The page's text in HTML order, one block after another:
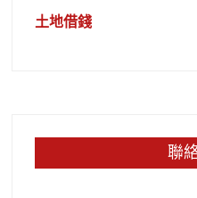
土地借錢
聯